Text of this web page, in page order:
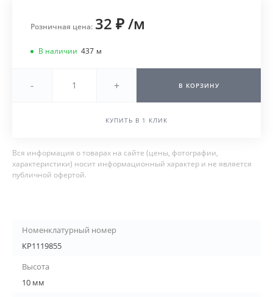
Розничная цена: 32 ₽/м
В наличии 437 м
- + В КОРЗИНУ
КУПИТЬ В 1 КЛИК
Вся информация о товарах на сайте (цены, фотографии,
характеристики) носит информационный характер и не является
публичной офертой.
Номенклатурный номер
КР1119855
Высота
10 мм